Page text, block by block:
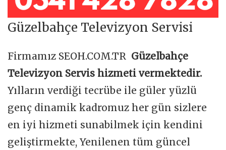
Güzelbahçe Televizyon Servisi
Firmamız SEOH.COM.TR Güzelbahçe
Televizyon Servis hizmeti vermektedir.
Yılların verdiği tecrübe ile güler yüzlü
genç dinamik kadromuz her gün sizlere
en iyi hizmeti sunabilmek için kendini
geliştirmekte, Yenilenen tüm güncel